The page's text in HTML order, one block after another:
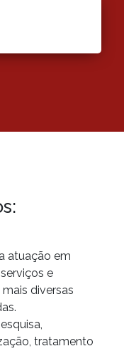
atuação em
e
diversas
tratamento